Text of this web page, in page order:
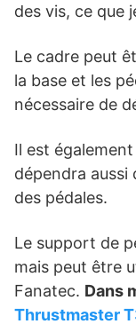
des vis, ce que
Le cadre peut
la base et les
nécessaire de
Il est
dépendra aussi
des pédales.
Le support de
mais peut être
Fanatec. Dans
Thrustmaster